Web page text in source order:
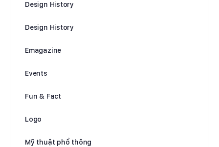
Design History
Design History
Emagazine
Events
Fun & Fact
Logo
Mỹ thuật phổ thông